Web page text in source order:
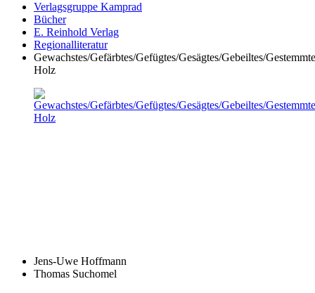
Verlagsgruppe Kamprad
Bücher
E. Reinhold Verlag
Regionalliteratur
Gewachstes/Gefärbtes/Gefügtes/Gesägtes/Gebeiltes/
Holz
Jens-Uwe Hoffmann
Thomas Suchomel